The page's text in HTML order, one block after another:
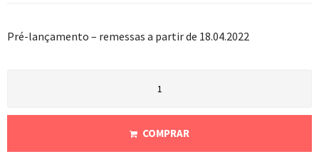
Pré-lançamento – remessas a partir de 18.04.2022
COMPRAR